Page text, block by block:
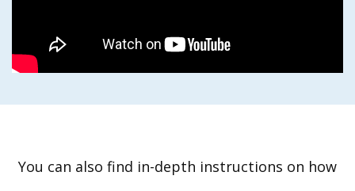
You can also find in-depth instructions on how